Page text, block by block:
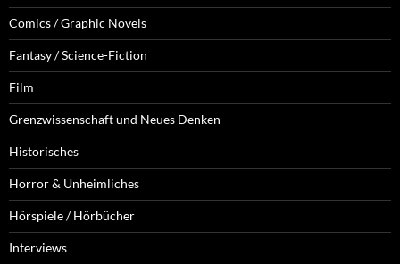
Comics / Graphic Novels
Fantasy / Science-Fiction
Film
Grenzwissenschaft und Neues Denken
Historisches
Horror & Unheimliches
Hörspiele / Hörbücher
Interviews